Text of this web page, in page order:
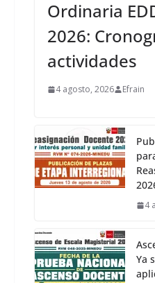
Ordinaria
2026:
actividades
4 agosto, 2026 Efrain
4
Ya